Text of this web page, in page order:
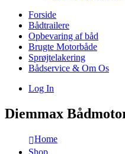
Forside
Bådtrailere
Opbevaring af båd
Brugte Motorbåde
Sprøjtelakering
Bådservice & Om Os
Log In
Diemmax
Home
Shop